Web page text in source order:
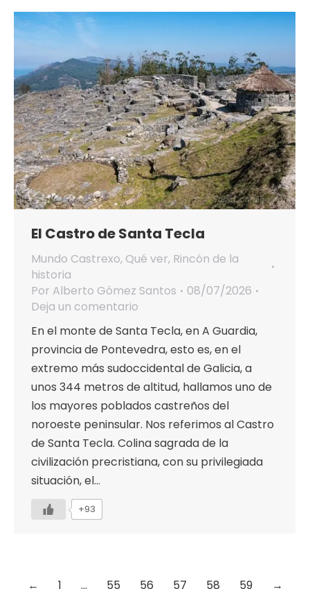
El Castro de Santa Tecla
Mundo Castrexo, Qué ver, Rincón de la
historia
Por Alberto Gómez Santos
08/07/2026
Deja un comentario
En el monte de Santa Tecla, en A Guardia,
provincia de Pontevedra, esto es, en el
extremo más sudoccidental de Galicia, a
unos 344 metros de altitud, hallamos uno de
los mayores poblados castreños del
noroeste peninsular. Nos referimos al Castro
de Santa Tecla. Colina sagrada de la
civilización precristiana, con su privilegiada
situación, el…
+93
← 1 … 55 56 57 58 59 →